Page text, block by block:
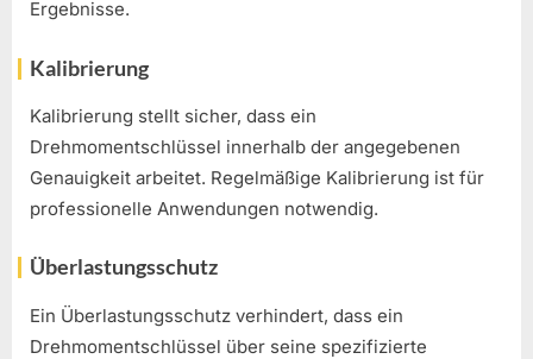
Ergebnisse.
Kalibrierung
Kalibrierung stellt sicher, dass ein
Drehmomentschlüssel innerhalb der angegebenen
Genauigkeit arbeitet. Regelmäßige Kalibrierung ist für
professionelle Anwendungen notwendig.
Überlastungsschutz
Ein Überlastungsschutz verhindert, dass ein
Drehmomentschlüssel über seine spezifizierte